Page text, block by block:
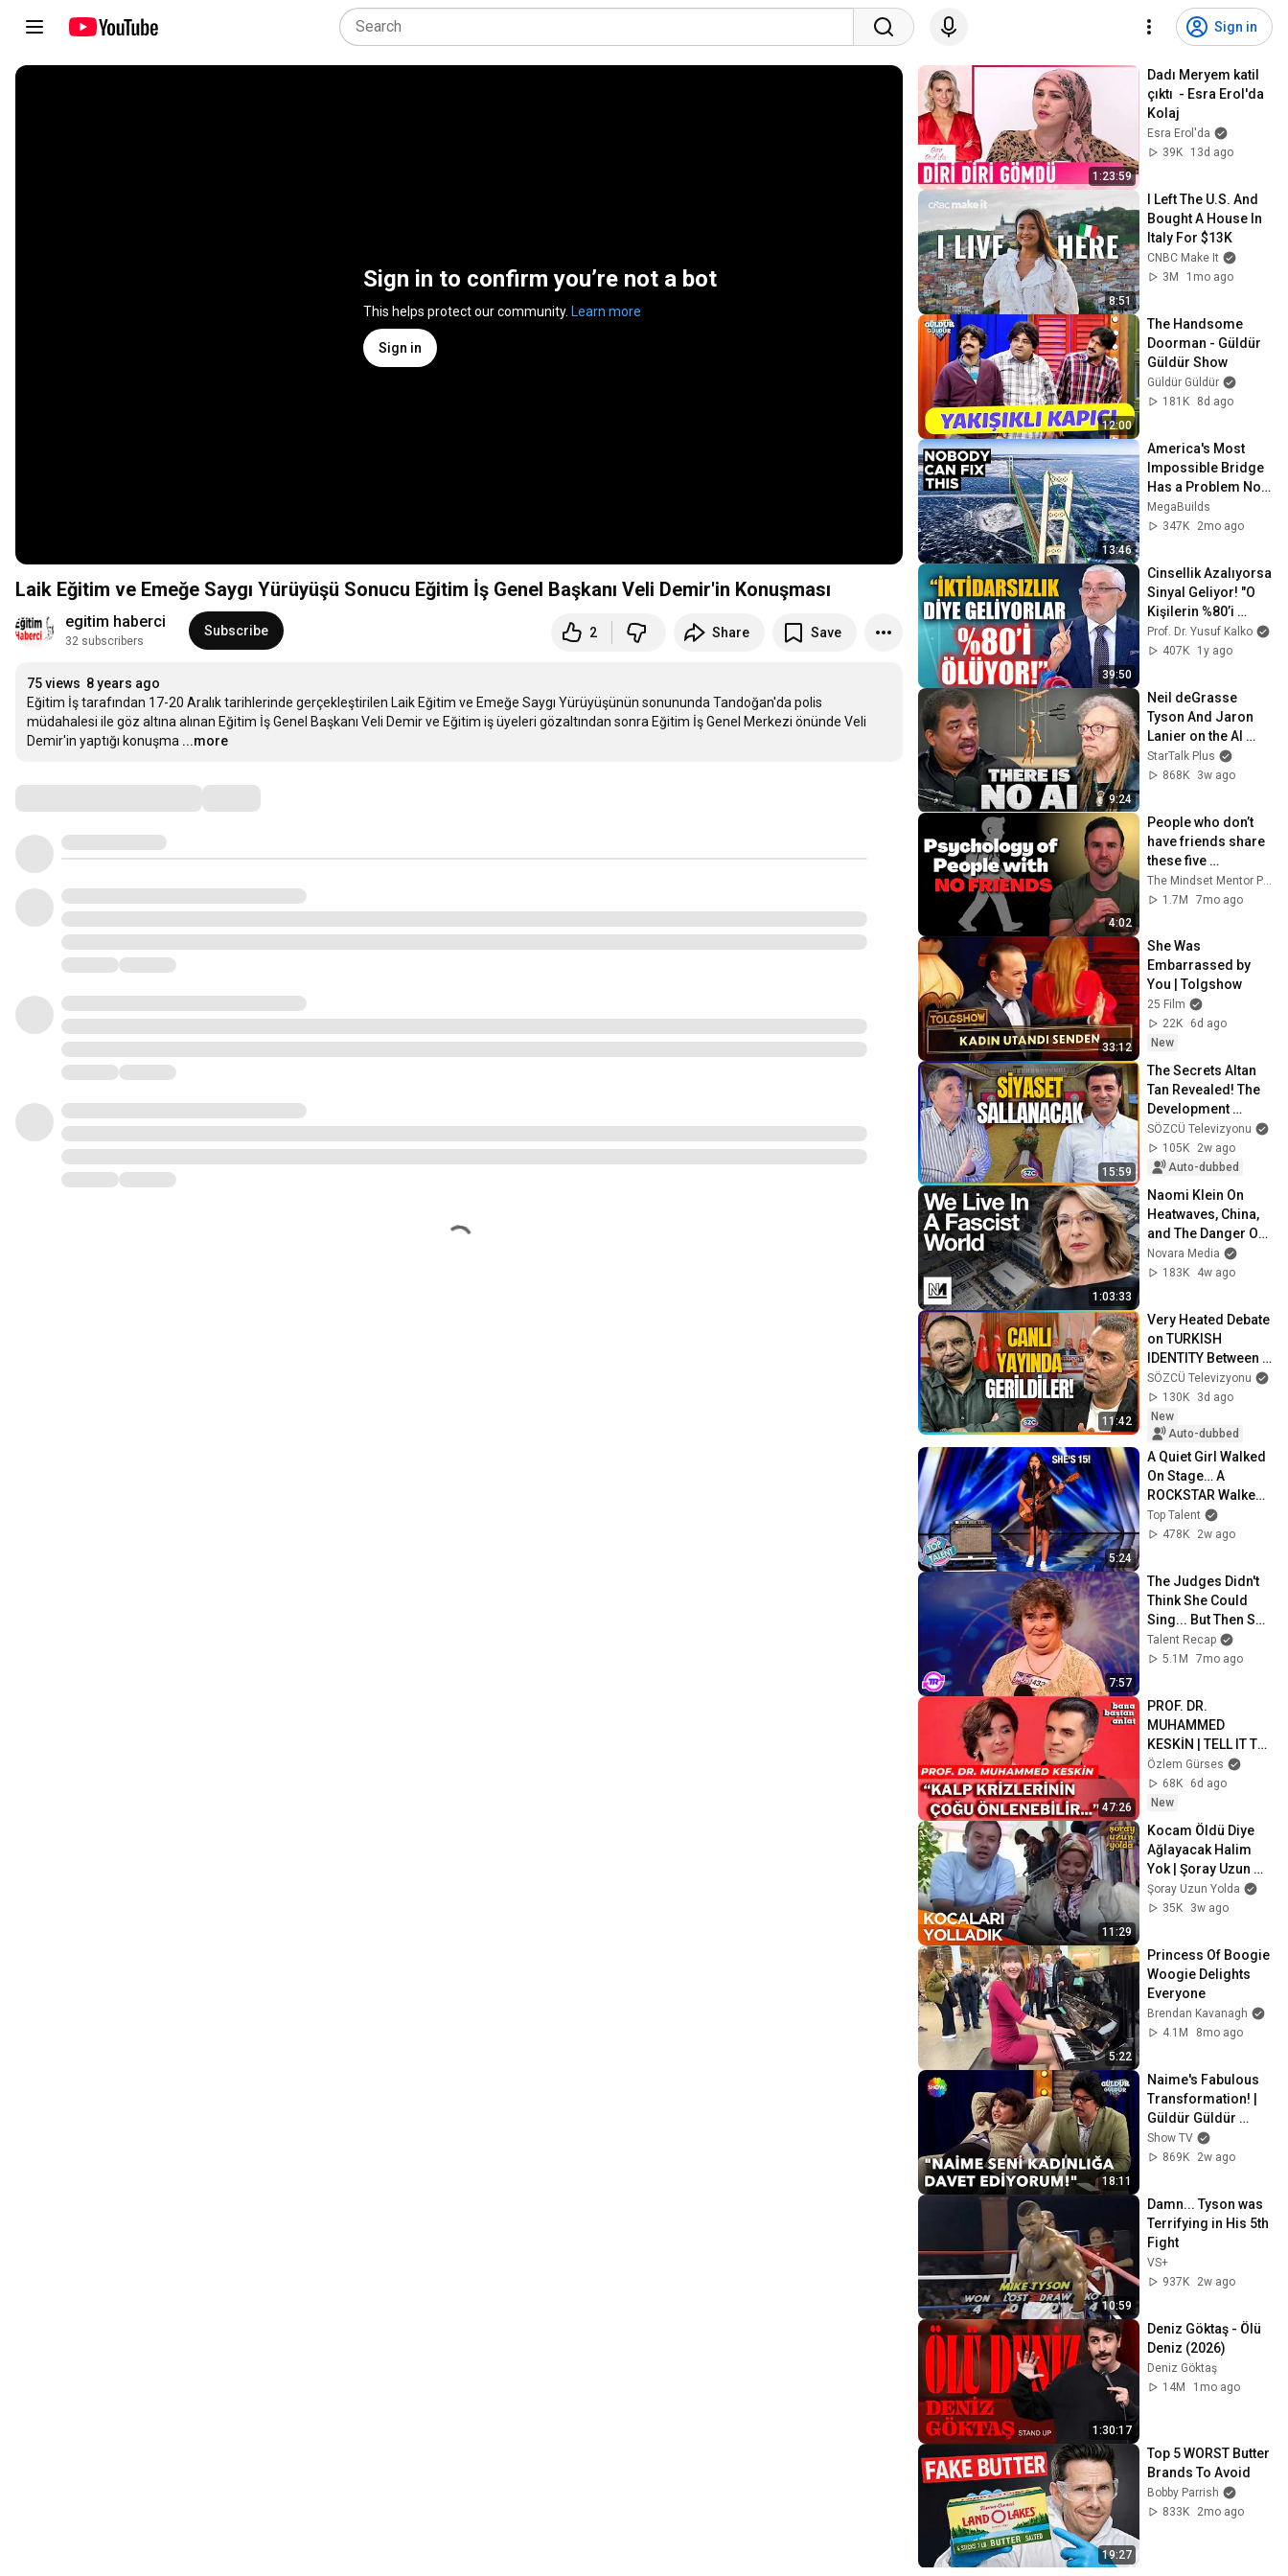
Sign in
Sign in to confirm you’re not a bot
This helps protect our community. Learn more
Sign in
Laik Eğitim ve Emeğe Saygı Yürüyüşü Sonucu Eğitim İş Genel Başkanı Veli Demir'in Konuşması
egitim haberci
32 subscribers
Subscribe 2 Share Save
75 views 8 years ago
Eğitim İş tarafından 17-20 Aralık tarihlerinde gerçekleştirilen Laik Eğitim ve Emeğe Saygı Yürüyüşünün sonununda Tandoğan'da polis
müdahalesi ile göz altına alınan Eğitim İş Genel Başkanı Veli Demir ve Eğitim iş üyeleri gözaltından sonra Eğitim İş Genel Merkezi önünde Veli
Demir'in yaptığı konuşma ...more
1:23:59
Dadı Meryem katil
çıktı  - Esra Erol'da
Kolaj
Esra Erol'da
39K
13d ago
8:51
I Left The U.S. And
Bought A House In
Italy For $13K
CNBC Make It
3M
1mo ago
12:00
The Handsome
Doorman - Güldür
Güldür Show
Güldür Güldür
181K
8d ago
13:46
America's Most
Impossible Bridge
Has a Problem No
One Can Solve  |
The Mackinac
MegaBuilds
347K
2mo ago
39:50
Cinsellik Azalıyorsa
Sinyal Geliyor! "O
Kişilerin %80’i
Kalpten Ölüyor" |
Prof. Dr. Yusuf
Prof. Dr. Yusuf Kalko
407K
1y ago
9:24
Neil deGrasse
Tyson And Jaron
Lanier on the AI
Illusion
StarTalk Plus
868K
3w ago
4:02
People who don’t
have friends share
these five
personality traits
1.7M
7mo ago
33:12
She Was
Embarrassed by
You | Tolgshow
25 Film
22K
6d ago
New
15:59
The Secrets Altan
Tan Revealed! The
Development
Shaking Ankara
During the Peace
Process
SÖZCÜ Televizyonu
105K
2w ago
Auto-dubbed
1:03:33
Naomi Klein On
Heatwaves, China,
and The Danger Of
Technofixes
Novara Media
183K
4w ago
11:42
Very Heated Debate
on TURKISH
IDENTITY Between
Murat Ağırel and
Tayip Temel!
Tensions Rose in
the...
SÖZCÜ Televizyonu
130K
3d ago
New
Auto-dubbed
5:24
A Quiet Girl Walked
On Stage… A
ROCKSTAR Walked
Off!
Top Talent
478K
2w ago
7:57
The Judges Didn't
Think She Could
Sing... But Then She
Opened Her Mouth!
Talent Recap
5.1M
7mo ago
47:26
PROF. DR.
MUHAMMED
KESKİN | TELL IT TO
ME FROM THE
START
Özlem Gürses
68K
6d ago
New
11:29
Kocam Öldü Diye
Ağlayacak Halim
Yok | Şoray Uzun
Yolda
Şoray Uzun Yolda
35K
3w ago
5:22
Princess Of Boogie
Woogie Delights
Everyone
Brendan Kavanagh
4.1M
8mo ago
18:11
Naime's Fabulous
Transformation! |
Güldür Güldür
Episode 447
Show TV
869K
2w ago
10:59
Damn... Tyson was
Terrifying in His 5th
Fight
VS+
937K
2w ago
1:30:17
Deniz Göktaş - Ölü
Deniz (2026)
Deniz Göktaş
14M
1mo ago
19:27
Top 5 WORST Butter
Brands To Avoid
Bobby Parrish
833K
2mo ago